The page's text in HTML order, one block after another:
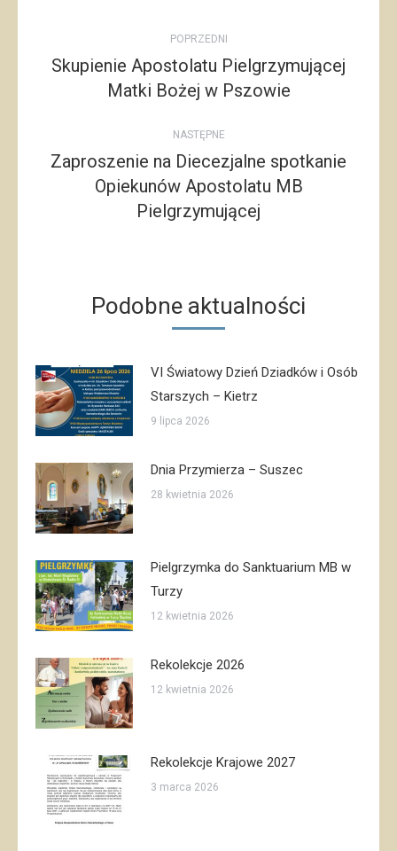
navigation
POPRZEDNI
Poprzedni
post:
Skupienie Apostolatu Pielgrzymującej
Matki Bożej w Pszowie
NASTĘPNE
Następny
post:
Zaproszenie na Diecezjalne spotkanie
Opiekunów Apostolatu MB
Pielgrzymującej
Podobne aktualności
VI Światowy Dzień Dziadków i Osób
Starszych – Kietrz
9 lipca 2026
Dnia Przymierza – Suszec
28 kwietnia 2026
Pielgrzymka do Sanktuarium MB w
Turzy
12 kwietnia 2026
Rekolekcje 2026
12 kwietnia 2026
Rekolekcje Krajowe 2027
3 marca 2026